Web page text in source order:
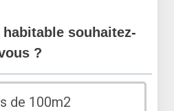
souhaitez-
?
de 100m2